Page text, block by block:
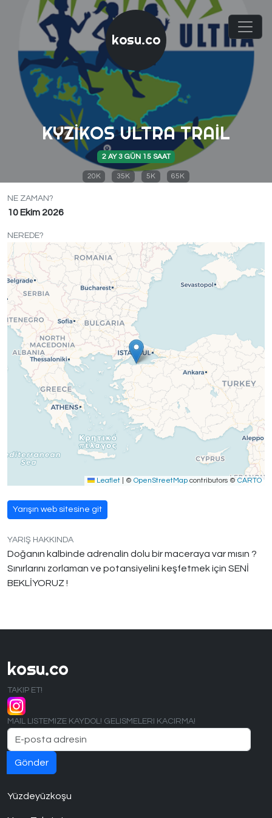
kosu.co
KYZIKOS ULTRA TRAIL
2 AY 3 GÜN 15 SAAT
20K 35K 5K 65K
NE ZAMAN?
10 Ekim 2026
NEREDE?
Leaflet © OpenStreetMap contributors © CARTO
Yarışın web sitesine git
YARIŞ HAKKINDA
Doğanın kalbinde adrenalin dolu bir maceraya var mısın ?
Sınırlarını zorlaman ve potansiyelini keşfetmek için SENİ
BEKLİYORUZ !
kosu.co
TAKIP ET!
MAIL LISTEMIZE KAYDOL! GELISMELERI KACIRMA!
Yüzdeyüzkoşu